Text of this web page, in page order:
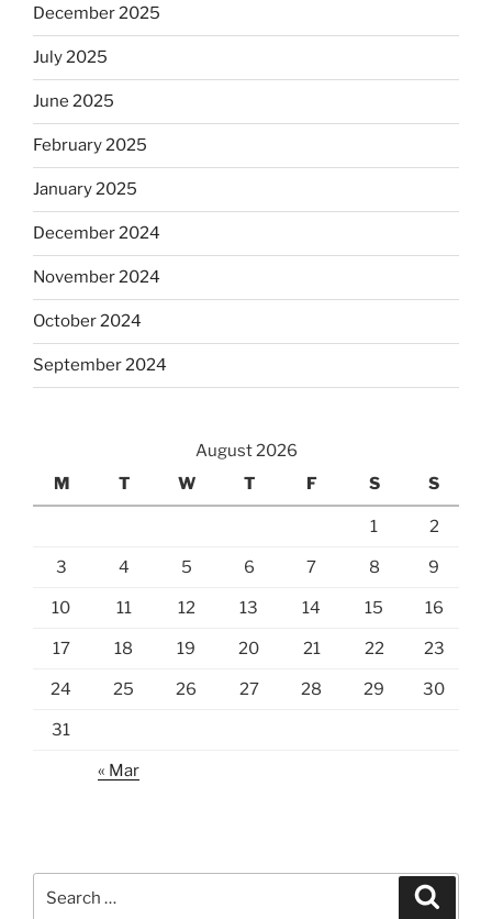
December 2025
July 2025
June 2025
February 2025
January 2025
December 2024
November 2024
October 2024
September 2024
August 2026
M
T W T F S S
1 2
3 4 5 6 7 8 9
10 11 12 13 14 15 16
17 18 19 20 21 22 23
24 25 26 27 28 29 30
31
« Mar